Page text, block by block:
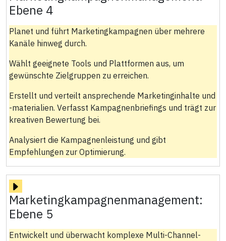
Ebene 4
Planet und führt Marketingkampagnen über mehrere
Kanäle hinweg durch.
Wählt geeignete Tools und Plattformen aus, um
gewünschte Zielgruppen zu erreichen.
Erstellt und verteilt ansprechende Marketinginhalte und
-materialien. Verfasst Kampagnenbriefings und trägt zur
kreativen Bewertung bei.
Analysiert die Kampagnenleistung und gibt
Empfehlungen zur Optimierung.
Marketingkampagnenmanagement:
Ebene 5
Entwickelt und überwacht komplexe Multi-Channel-